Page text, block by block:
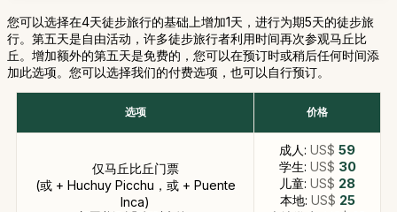
您可以选择在4天徒步旅行的基础上增加1天，进行为期5天的徒步旅
行。第五天是自由活动，许多徒步旅行者利用时间再次参观马丘比
丘。增加额外的第五天是免费的，您可以在预订时或稍后任何时间添
加此选项。您可以选择我们的付费选项，也可以自行预订。
选项 价格
仅马丘比丘门票
(或 + Huchuy Picchu，或 + Puente
Inca)
成人: US$ 59
学生: US$ 30
儿童: US$ 28
本地: US$ 25